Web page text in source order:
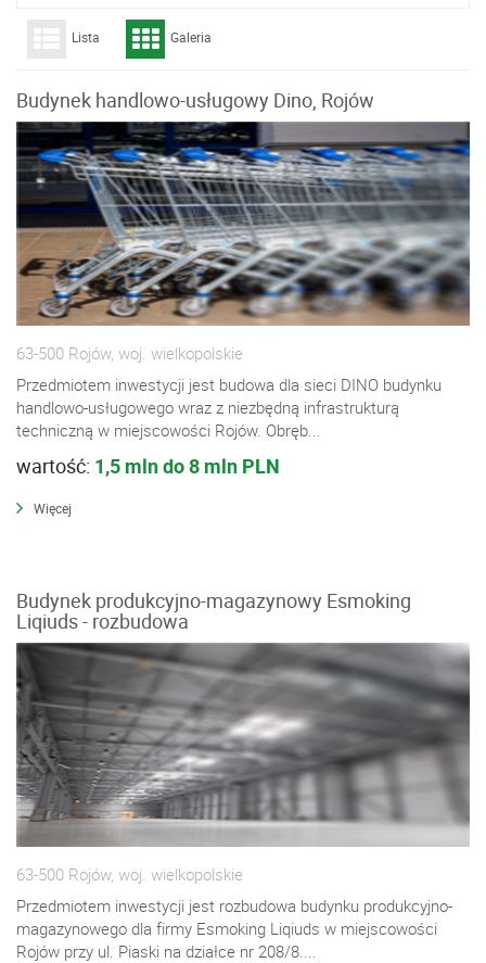
Lista Galeria
Budynek handlowo-usługowy Dino, Rojów
63-500 Rojów, woj. wielkopolskie
Przedmiotem inwestycji jest budowa dla sieci DINO budynku
handlowo-usługowego wraz z niezbędną infrastrukturą
techniczną w miejscowości Rojów. Obręb...
wartość: 1,5 mln do 8 mln PLN
Więcej
Budynek produkcyjno-magazynowy Esmoking
Liqiuds - rozbudowa
63-500 Rojów, woj. wielkopolskie
Przedmiotem inwestycji jest rozbudowa budynku produkcyjno-
magazynowego dla firmy Esmoking Liqiuds w miejscowości
Rojów przy ul. Piaski na działce nr 208/8....